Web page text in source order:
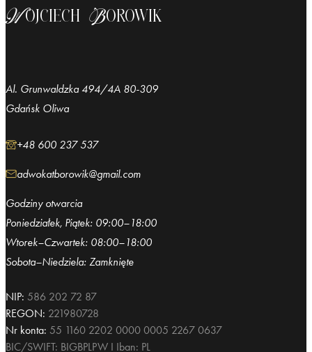
NIP: 586 202 72 87
REGON: 221980728
Nr konta: 55 1160 2202 0000 0005 2267 0637
BIC/SWIFT: BIGBPLPW I Iban: PL
Wojciech Borowik
Al. Grunwaldzka 494/4A 80-309
Gdańsk Oliwa
+48 600 237 537
adwokatborowik@gmail.com
Godziny otwarcia
Poniedziałek, Piątek: 09:00–18:00
Wtorek–Czwartek: 08:00–18:00
Sobota–Niedziela: Zamknięte